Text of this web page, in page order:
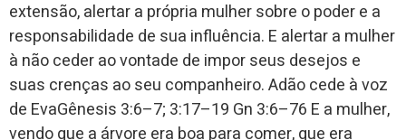
extensão, alertar a própria mulher sobre o poder e a
responsabilidade de sua influência. E alertar a mulher
à não ceder ao vontade de impor seus desejos e
suas crenças ao seu companheiro. Adão cede à voz
de EvaGênesis 3:6–7; 3:17–19 Gn 3:6–76 E a mulher,
vendo que a árvore era boa para comer, que era